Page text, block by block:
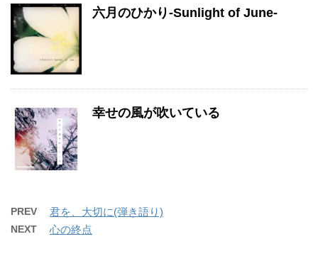
六月のひかり-Sunlight of June-
幸せの風が吹いている
PREV 君を、大切に(弾き語り)
NEXT 心の終点